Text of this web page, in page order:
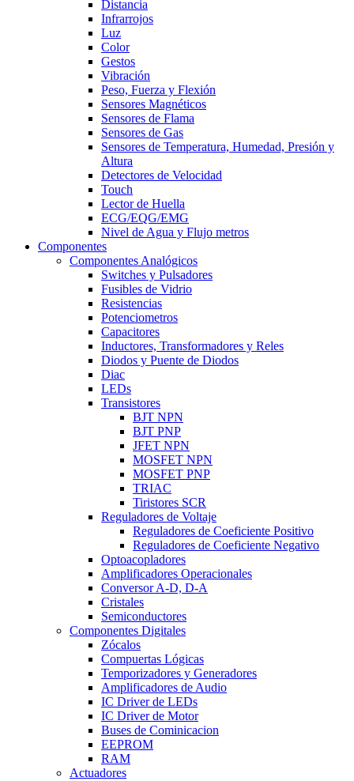
Distancia
Infrarrojos
Luz
Color
Gestos
Vibración
Peso, Fuerza y Flexión
Sensores Magnéticos
Sensores de Flama
Sensores de Gas
Sensores de Temperatura, Humedad, Presión y
Altura
Detectores de Velocidad
Touch
Lector de Huella
ECG/EQG/EMG
Nivel de Agua y Flujo metros
Componentes
Componentes Analógicos
Switches y Pulsadores
Fusibles de Vidrio
Resistencias
Potenciometros
Capacitores
Inductores, Transformadores y Reles
Diodos y Puente de Diodos
Diac
LEDs
Transistores
BJT NPN
BJT PNP
JFET NPN
MOSFET NPN
MOSFET PNP
TRIAC
Tiristores SCR
Reguladores de Voltaje
Reguladores de Coeficiente Positivo
Reguladores de Coeficiente Negativo
Optoacopladores
Amplificadores Operacionales
Conversor A-D, D-A
Cristales
Semiconductores
Componentes Digitales
Zócalos
Compuertas Lógicas
Temporizadores y Generadores
Amplificadores de Audio
IC Driver de LEDs
IC Driver de Motor
Buses de Cominicacion
EEPROM
RAM
Actuadores